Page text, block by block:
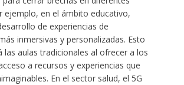
ejemplo, en el ámbito educativo,
de experiencias de
inmersivas y personalizadas. Esto
las aulas tradicionales al ofrecer a los
a recursos y experiencias que
En el sector salud, el 5G